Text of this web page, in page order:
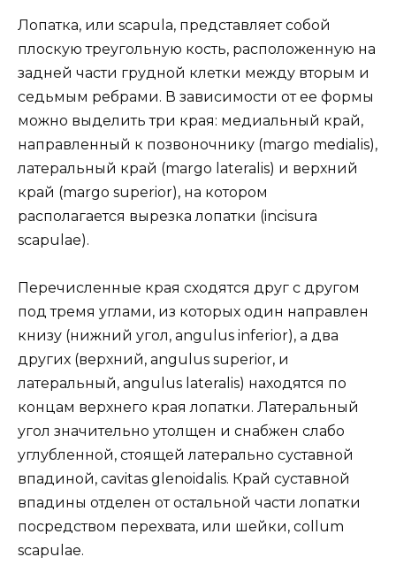
Лопатка, или scapula, представляет собой
плоскую треугольную кость, расположенную на
задней части грудной клетки между вторым и
седьмым ребрами. В зависимости от ее формы
можно выделить три края: медиальный край,
направленный к позвоночнику (margo medialis),
латеральный край (margo lateralis) и верхний
край (margo superior), на котором
располагается вырезка лопатки (incisura
scapulae).
Перечисленные края сходятся друг с другом
под тремя углами, из которых один направлен
книзу (нижний угол, angulus inferior), а два
других (верхний, angulus superior, и
латеральный, angulus lateralis) находятся по
концам верхнего края лопатки. Латеральный
угол значительно утолщен и снабжен слабо
углубленной, стоящей латерально суставной
впадиной, cavitas glenoidalis. Край суставной
впадины отделен от остальной части лопатки
посредством перехвата, или шейки, collum
scapulae.